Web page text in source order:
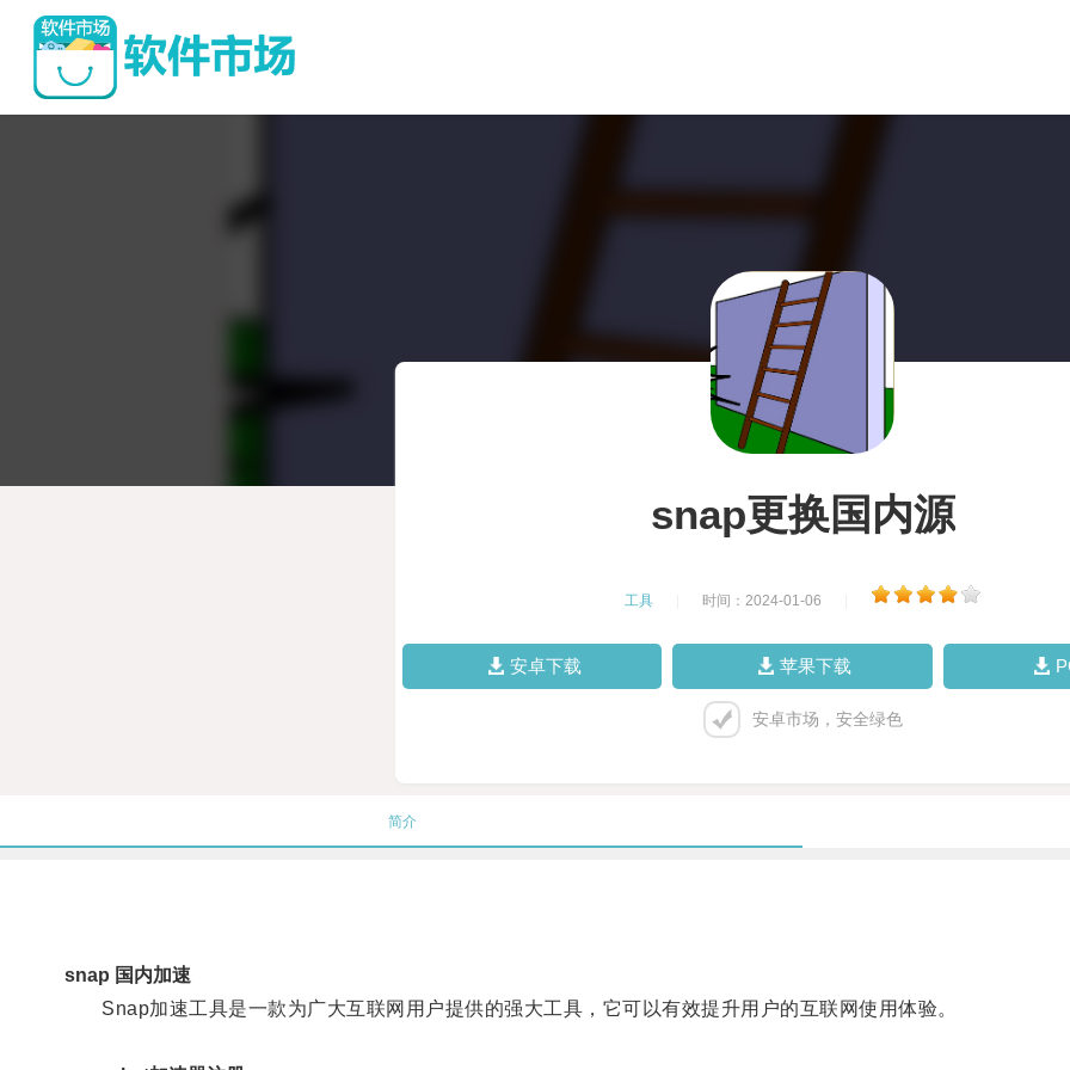
snap更换国内源
工具 时间：2024-01-06
安卓下载 苹果下载
安卓市场，安全绿色
简介
snap 国内加速
Snap加速工具是一款为广大互联网用户提供的强大工具，它可以有效提升用户的互联网使用体验。